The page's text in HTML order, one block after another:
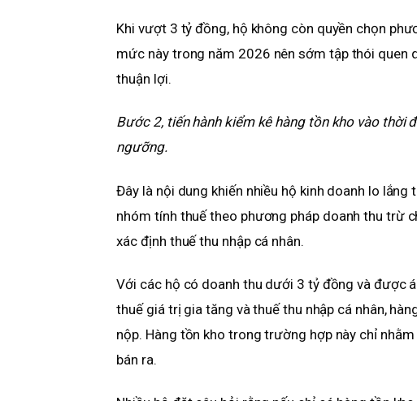
Khi vượt 3 tỷ đồng, hộ không còn quyền chọn
mức này trong năm 2026 nên sớm tập thói quen
thuận lợi.
Bước 2, tiến hành kiểm kê hàng tồn kho vào thời
ngưỡng.
Đây là nội dung khiến nhiều hộ kinh doanh lo
nhóm tính thuế theo phương pháp doanh thu trừ
xác định thuế thu nhập cá nhân.
Với các hộ có doanh thu dưới 3 tỷ đồng và được
thuế giá trị gia tăng và thuế thu nhập cá nhân,
nộp. Hàng tồn kho trong trường hợp này chỉ
bán ra.